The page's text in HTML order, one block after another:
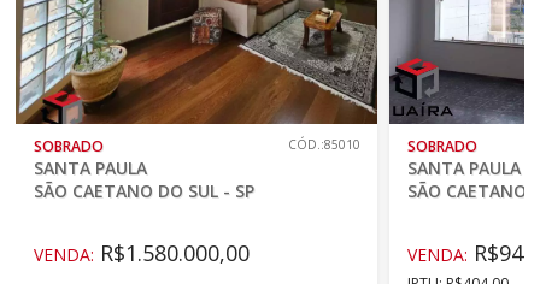
SOBRADO
SANTA PAULA
SÃO CAETANO DO SUL - SP
CÓD.:85010
VENDA: R$1.580.000,00
SOBRADO
SANTA PAULA
SÃO CAETANO
VENDA: